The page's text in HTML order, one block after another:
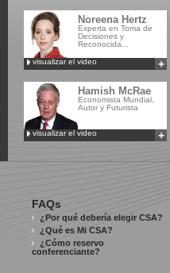
Noreena Hertz
Experta en Toma de
Decisiones y
Reconocida...
visualizar el video
+
Hamish McRae
Economista Mundial,
Autor y Futurista
visualizar el video +
FAQs
¿Por qué debería elegir CSA?
¿Qué es Mi CSA?
¿Cómo reservo
conferenciante?